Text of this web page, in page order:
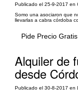
Publicado el 25-9-2017 en
Somo una asociaron que
llevarlas a cabra córdoba
Pide Precio Gratis
Alquiler de
desde
Publicado el 30-8-2017 en